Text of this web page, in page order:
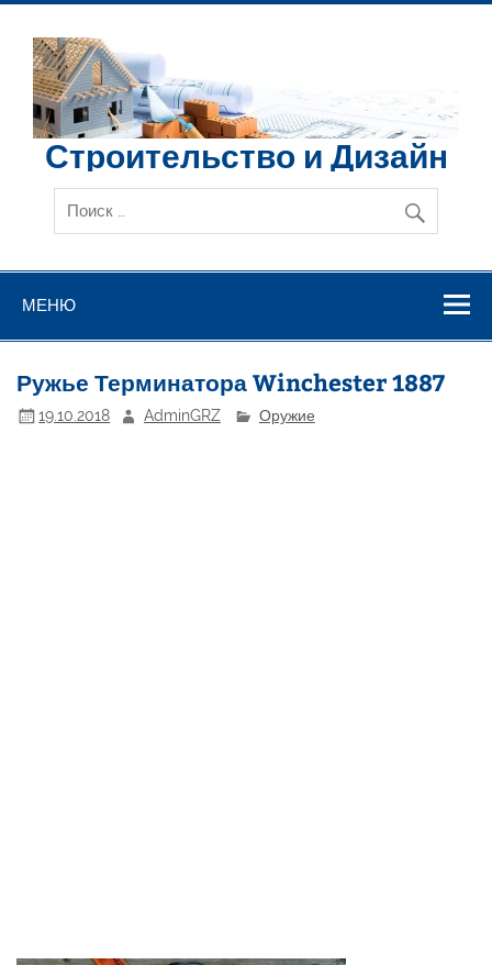
Перейти
содержимому
Строительство и Дизайн
МЕНЮ
Ружье Терминатора Winchester 1887
19.10.2018 AdminGRZ Оружие